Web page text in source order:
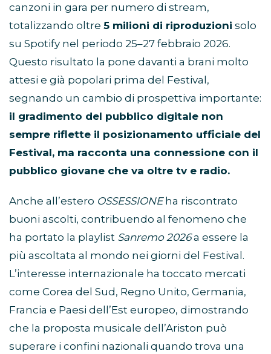
canzoni in gara per numero di stream,
totalizzando oltre 5 milioni di riproduzioni solo
su Spotify nel periodo 25–27 febbraio 2026.
Questo risultato la pone davanti a brani molto
attesi e già popolari prima del Festival,
segnando un cambio di prospettiva importante:
il gradimento del pubblico digitale non
sempre riflette il posizionamento ufficiale del
Festival, ma racconta una connessione con il
pubblico giovane che va oltre tv e radio.
Anche all’estero OSSESSIONEha riscontrato
buoni ascolti, contribuendo al fenomeno che
ha portato la playlist Sanremo 2026a essere la
più ascoltata al mondo nei giorni del Festival.
L’interesse internazionale ha toccato mercati
come Corea del Sud, Regno Unito, Germania,
Francia e Paesi dell’Est europeo, dimostrando
che la proposta musicale dell’Ariston può
superare i confini nazionali quando trova una